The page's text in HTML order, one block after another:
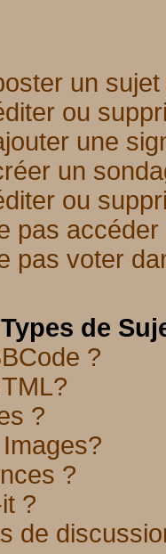
un
ou
une
un
ou
pas
pas voter
de
?
?
?
?
de